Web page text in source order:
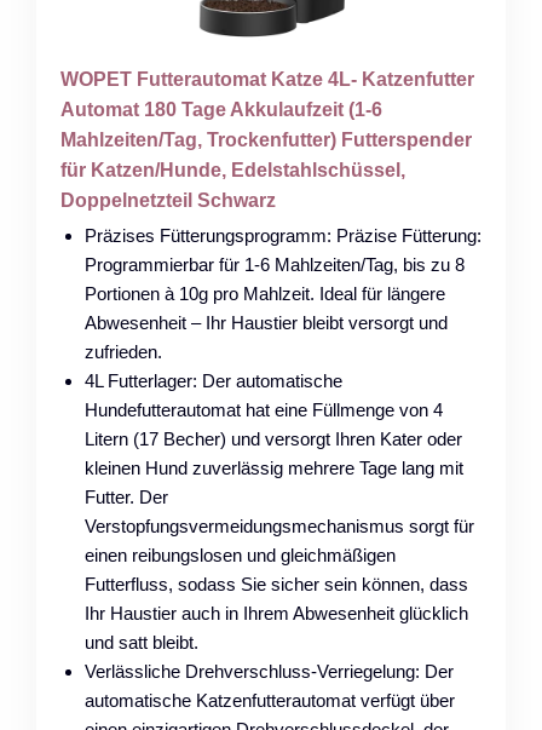
WOPET Futterautomat Katze 4L- Katzenfutter
Automat 180 Tage Akkulaufzeit (1-6
Mahlzeiten/Tag, Trockenfutter) Futterspender
für Katzen/Hunde, Edelstahlschüssel,
Doppelnetzteil Schwarz
Präzises Fütterungsprogramm: Präzise Fütterung:
Programmierbar für 1-6 Mahlzeiten/Tag, bis zu 8
Portionen à 10g pro Mahlzeit. Ideal für längere
Abwesenheit – Ihr Haustier bleibt versorgt und
zufrieden.
4L Futterlager: Der automatische
Hundefutterautomat hat eine Füllmenge von 4
Litern (17 Becher) und versorgt Ihren Kater oder
kleinen Hund zuverlässig mehrere Tage lang mit
Futter. Der
Verstopfungsvermeidungsmechanismus sorgt für
einen reibungslosen und gleichmäßigen
Futterfluss, sodass Sie sicher sein können, dass
Ihr Haustier auch in Ihrem Abwesenheit glücklich
und satt bleibt.
Verlässliche Drehverschluss-Verriegelung: Der
automatische Katzenfutterautomat verfügt über